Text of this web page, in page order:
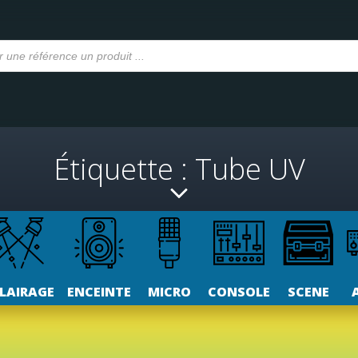
Étiquette : Tube UV
ENCEINTE MICRO CONSOLE SCENE